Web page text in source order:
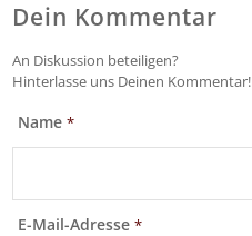
Dein Kommentar
An Diskussion beteiligen?
Hinterlasse uns Deinen Kommentar!
Name*
E-Mail-Adresse*